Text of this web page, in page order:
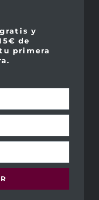
y
de
primera